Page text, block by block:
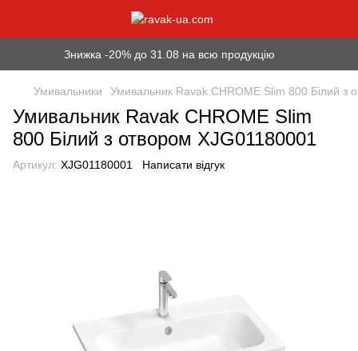
Знижка -20% до 31.08 на всю продукцію
Умивальники Умивальник Ravak CHROME Slim 800 Білий з
Умивальник Ravak CHROME Slim
800 Білий з отвором XJG01180001
Артикул: XJG01180001 Написати відгук